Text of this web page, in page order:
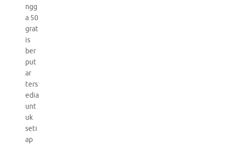
ngg
a 50
grat
is
ber
put
ar
ters
edia
unt
uk
seti
ap